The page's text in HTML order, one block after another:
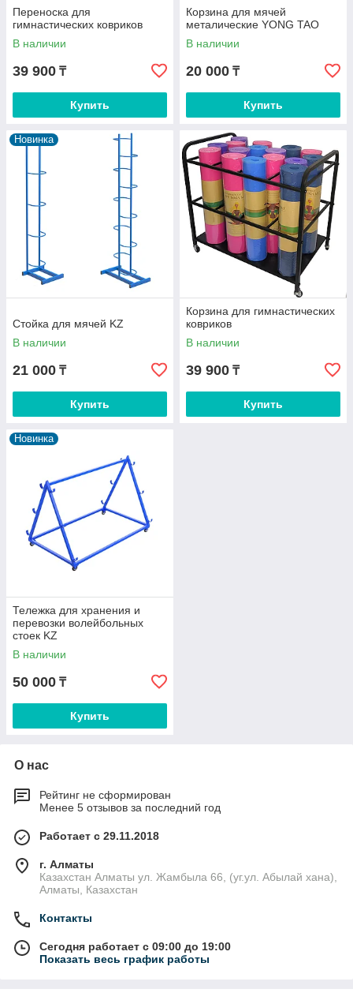
Переноска для
гимнастических ковриков
В наличии
39 900 ₸
Купить
Корзина для мячей
металические YONG TAO
В наличии
20 000 ₸
Купить
Новинка
Стойка для мячей KZ
В наличии
21 000 ₸
Купить
Корзина для гимнастических
ковриков
В наличии
39 900 ₸
Купить
Новинка
Тележка для хранения и
перевозки волейбольных
стоек KZ
В наличии
50 000 ₸
Купить
О нас
Рейтинг не сформирован
Менее 5 отзывов за последний год
Работает с 29.11.2018
г. Алматы
Казахстан Алматы ул. Жамбыла 66, (уг.ул. Абылай хана),
Алматы, Казахстан
Контакты
Сегодня работает с 09:00 до 19:00
Показать весь график работы